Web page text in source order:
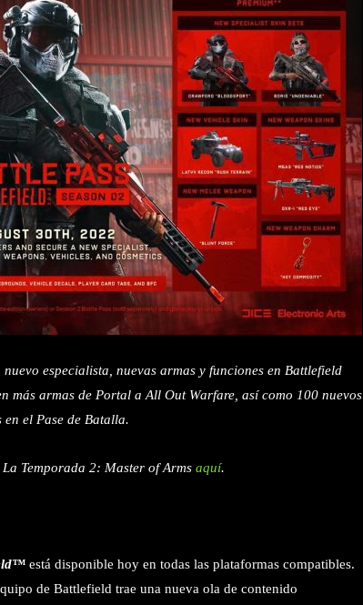
especialista, nuevas armas y funciones en Battlefield
más armas de Portal a All Out Warfare, así como 100 nuevos
en el Pase de Batalla.
Temporada 2: Master of Arms aquí.
está disponible hoy en todas las plataformas compatibles.
de Battlefield trae una nueva ola de contenido